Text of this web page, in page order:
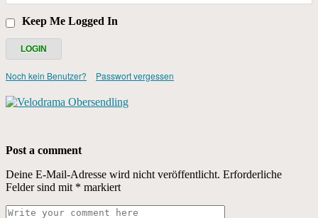
Keep Me Logged In
Noch kein Benutzer? Passwort vergessen
Post a comment
Deine E-Mail-Adresse wird nicht veröffentlicht. Erforderliche
Felder sind mit * markiert